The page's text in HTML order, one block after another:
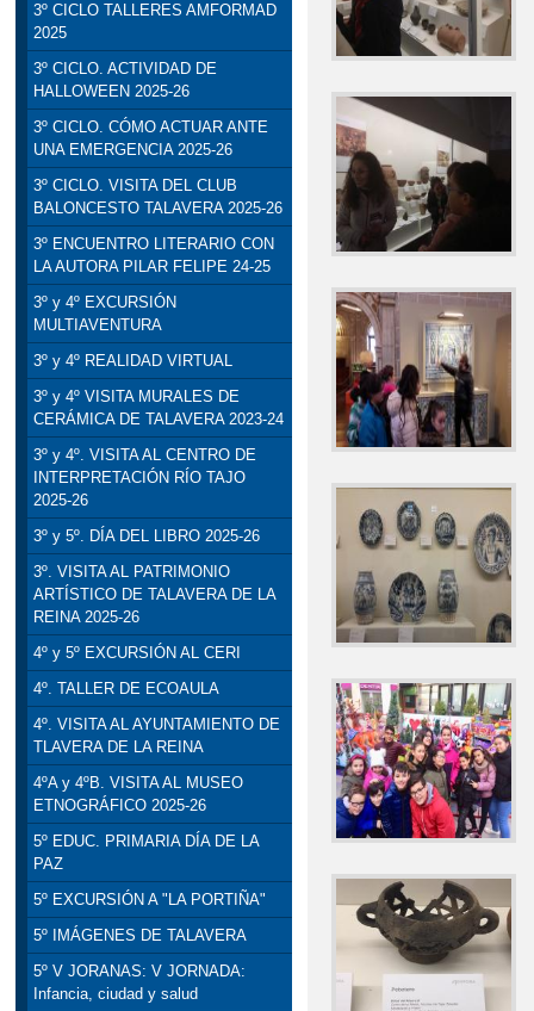
3º CICLO TALLERES AMFORMAD
2025
3º CICLO. ACTIVIDAD DE
HALLOWEEN 2025-26
3º CICLO. CÓMO ACTUAR ANTE
UNA EMERGENCIA 2025-26
3º CICLO. VISITA DEL CLUB
BALONCESTO TALAVERA 2025-26
3º ENCUENTRO LITERARIO CON
LA AUTORA PILAR FELIPE 24-25
3º y 4º EXCURSIÓN
MULTIAVENTURA
3º y 4º REALIDAD VIRTUAL
3º y 4º VISITA MURALES DE
CERÁMICA DE TALAVERA 2023-24
3º y 4º. VISITA AL CENTRO DE
INTERPRETACIÓN RÍO TAJO
2025-26
3º y 5º. DÍA DEL LIBRO 2025-26
3º. VISITA AL PATRIMONIO
ARTÍSTICO DE TALAVERA DE LA
REINA 2025-26
4º y 5º EXCURSIÓN AL CERI
4º. TALLER DE ECOAULA
4º. VISITA AL AYUNTAMIENTO DE
TLAVERA DE LA REINA
4ºA y 4ºB. VISITA AL MUSEO
ETNOGRÁFICO 2025-26
5º EDUC. PRIMARIA DÍA DE LA
PAZ
5º EXCURSIÓN A "LA PORTIÑA"
5º IMÁGENES DE TALAVERA
5º V JORANAS: V JORNADA:
Infancia, ciudad y salud